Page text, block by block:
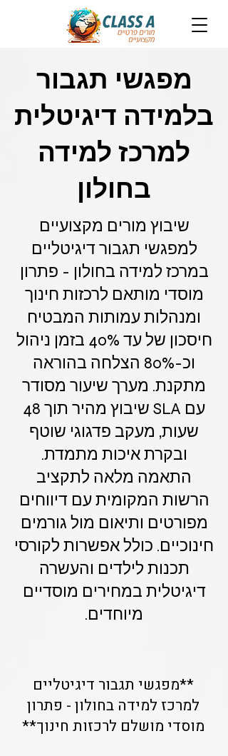
מפגשי תגבור
בלמידה דיגיטלית
למרכז למידה
בחולון
שיבוץ מורים מקצועיים
למפגשי תגבור דיגיטליים
במרכז למידה בחולון - פתרון
מוסדי מותאם לרכזות חינוך
ומנהלות עמותות המבטיח
חיסכון של עד 40% בזמן ניהול
וכ-80% הצלחה בהוראה
מתקנת. מערך שיעור מסודר
עם SLA שיבוץ מהיר תוך 48
שעות, מעקב פדגוגי שוטף
ובקרת איכות מתמדת.
התאמה מלאה לתקציב
הרשות המקומית עם דיווחים
מפורטים ותיאום מול גורמים
חינוכיים. כולל אפשרות לקורסי
תכנות לילדים והעשרה
דיגיטלית במחירים מוסדיים
מיוחדים.
**מפגשי תגבור דיגיטליים
למרכז למידה בחולון - פתרון
מוסדי מושלם לרכזות חינוך**